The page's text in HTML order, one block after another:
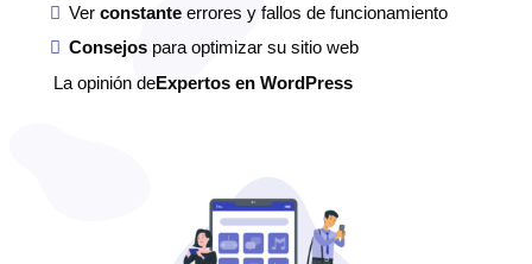
Ver constanteerrores y fallos de funcionamiento
Consejospara optimizar su sitio web
La opinión deExpertos en WordPress